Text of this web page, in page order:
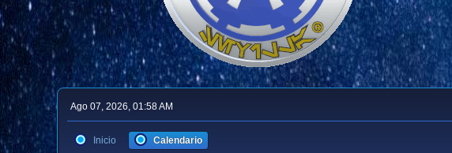
Ago 07, 2026, 01:58 AM
Inicio Calendario